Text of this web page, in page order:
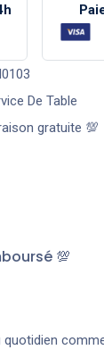
De Table
gratuite 💯
💯
quotidien